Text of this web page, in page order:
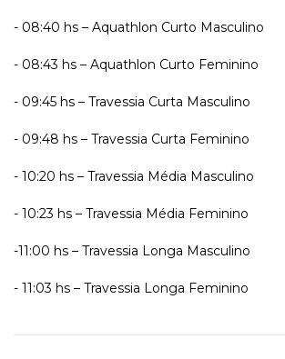
- 08:40 hs – Aquathlon Curto Masculino
- 08:43 hs – Aquathlon Curto Feminino
- 09:45 hs – Travessia Curta Masculino
- 09:48 hs – Travessia Curta Feminino
- 10:20 hs – Travessia Média Masculino
- 10:23 hs – Travessia Média Feminino
-11:00 hs – Travessia Longa Masculino
- 11:03 hs – Travessia Longa Feminino